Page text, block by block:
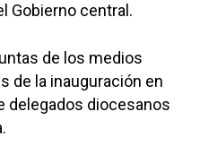
Gobierno central.
de los medios
de la inauguración en
delegados diocesanos